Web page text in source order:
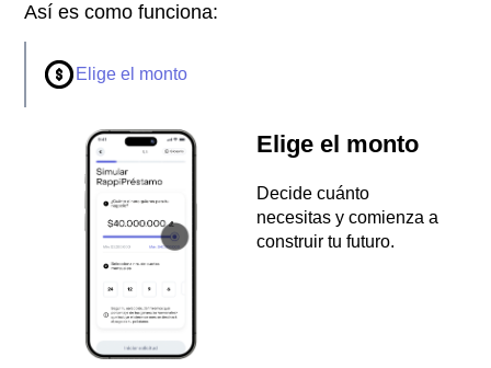
Así es como funciona:
Elige el monto
Elige el monto
Decide cuánto
necesitas y comienza a
construir tu futuro.